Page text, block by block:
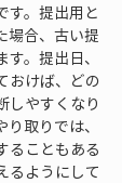
す。提出用と
場合、古い提
。提出日、
おけば、どの
しやすくなり
取りでは、
ることもある
るようにして